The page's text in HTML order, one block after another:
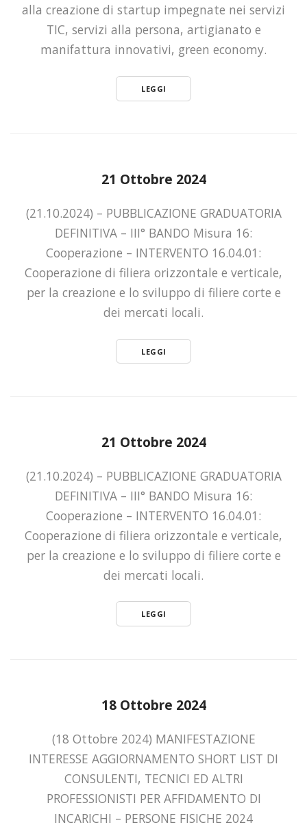
alla creazione di startup impegnate nei servizi
TIC, servizi alla persona, artigianato e
manifattura innovativi, green economy.
LEGGI
21 Ottobre 2024
(21.10.2024) – PUBBLICAZIONE GRADUATORIA
DEFINITIVA – III° BANDO Misura 16:
Cooperazione – INTERVENTO 16.04.01:
Cooperazione di filiera orizzontale e verticale,
per la creazione e lo sviluppo di filiere corte e
dei mercati locali.
LEGGI
21 Ottobre 2024
(21.10.2024) – PUBBLICAZIONE GRADUATORIA
DEFINITIVA – III° BANDO Misura 16:
Cooperazione – INTERVENTO 16.04.01:
Cooperazione di filiera orizzontale e verticale,
per la creazione e lo sviluppo di filiere corte e
dei mercati locali.
LEGGI
18 Ottobre 2024
(18 Ottobre 2024) MANIFESTAZIONE
INTERESSE AGGIORNAMENTO SHORT LIST DI
CONSULENTI, TECNICI ED ALTRI
PROFESSIONISTI PER AFFIDAMENTO DI
INCARICHI – PERSONE FISICHE 2024